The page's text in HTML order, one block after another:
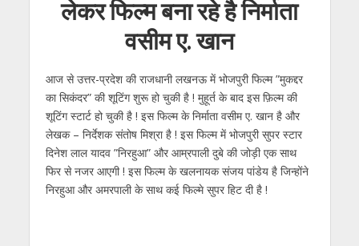
s
p
b
o
k
er gr
a
m
e
n
g
er
e
dI
n
l e
लेकर फिल्म बना रहे है निर्माता
वसीम ए. खान
आज से उत्तर-प्रदेश की राजधानी लखनऊ में भोजपुरी फिल्म ”मुकद्दर
का सिकंदर” की शूटिंग शुरू हो चुकी है ! मुहूर्त के बाद इस फ़िल्म की
शूटिंग स्टार्ट हो चुकी है ! इस फिल्म के निर्माता वसीम ए. खान है और
लेखक – निर्देशक संतोष मिश्रा है ! इस फिल्म में भोजपुरी सुपर स्टार
दिनेश लाल यादव ”निरहुआ” और आम्रपाली दुबे की जोड़ी एक साथ
फिर से नजर आएगी ! इस फिल्म के खलनायक संजय पांडेय है जिन्होंने
निरहुआ और अमरपाली के साथ कई फिल्मे सुपर हिट दी है !